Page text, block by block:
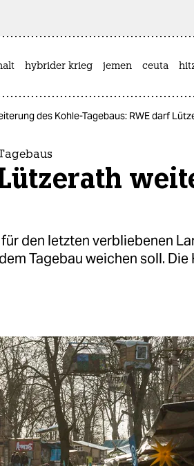
hybrider krieg jemen ceuta
des Kohle-Tagebaus: RWE darf
den letzten verbliebenen
Tagebau weichen soll.